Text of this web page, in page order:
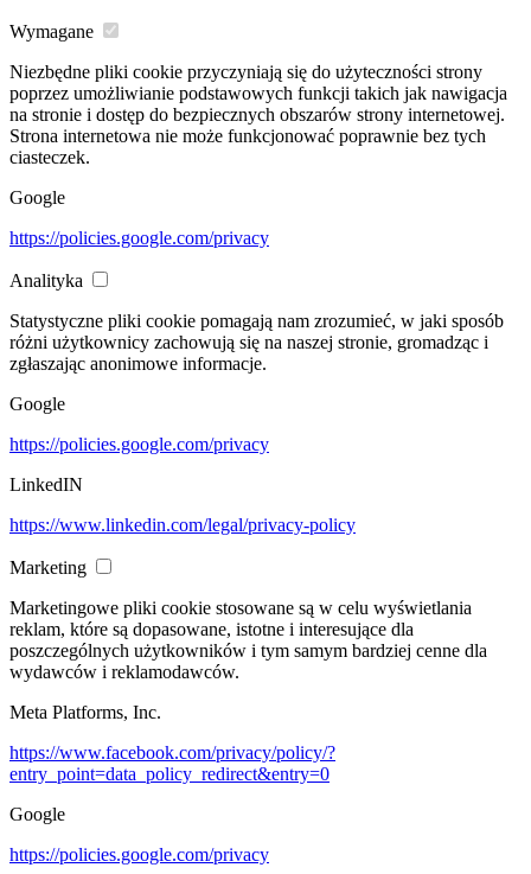
Wymagane
Niezbędne pliki cookie przyczyniają się do użyteczności strony
poprzez umożliwianie podstawowych funkcji takich jak nawigacja
na stronie i dostęp do bezpiecznych obszarów strony internetowej.
Strona internetowa nie może funkcjonować poprawnie bez tych
ciasteczek.
Google
https://policies.google.com/privacy
Analityka
Statystyczne pliki cookie pomagają nam zrozumieć, w jaki sposób
różni użytkownicy zachowują się na naszej stronie, gromadząc i
zgłaszając anonimowe informacje.
Google
https://policies.google.com/privacy
LinkedIN
https://www.linkedin.com/legal/privacy-policy
Marketing
Marketingowe pliki cookie stosowane są w celu wyświetlania
reklam, które są dopasowane, istotne i interesujące dla
poszczególnych użytkowników i tym samym bardziej cenne dla
wydawców i reklamodawców.
Meta Platforms, Inc.
https://www.facebook.com/privacy/policy/?
entry_point=data_policy_redirect&entry=0
Google
https://policies.google.com/privacy